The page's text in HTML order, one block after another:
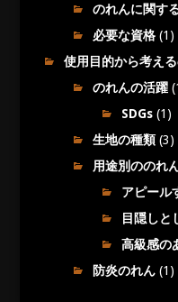
のれんに関す
必要な資格(1)
使用目的から考え
のれんの活躍
SDGs(1)
生地の種類(3)
用途別ののれ
アピール
目隠しと
高級感の
防炎のれん(1)